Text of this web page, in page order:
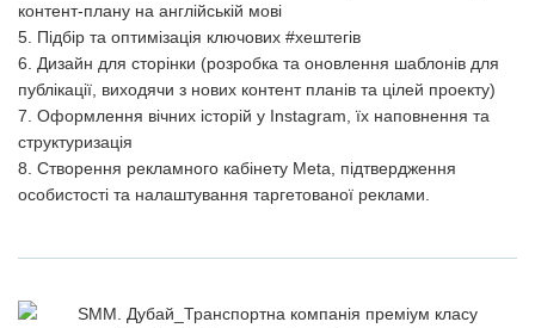
контент-плану на англійській мові
5. Підбір та оптимізація ключових #хештегів
6. Дизайн для сторінки (розробка та оновлення шаблонів для
публікації, виходячи з нових контент планів та цілей проекту)
7. Оформлення вічних історій у Instagram, їх наповнення та
структуризація
8. Створення рекламного кабінету Meta, підтвердження
особистості та налаштування таргетованої реклами.